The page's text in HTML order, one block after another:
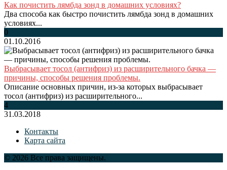
Как почистить лямбда зонд в домашних условиях?
Два способа как быстро почистить лямбда зонд в домашних
условиях...
0
01.10.2016
Выбрасывает тосол (антифриз) из расширительного бачка —
причины, способы решения проблемы.
Описание основных причин, из-за которых выбрасывает
тосол (антифриз) из расширительного...
4
31.03.2018
Контакты
Карта сайта
© 2026 Все права защищены.